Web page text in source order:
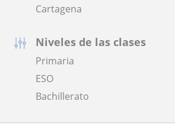
Cartagena
Niveles de las clases
Primaria
ESO
Bachillerato